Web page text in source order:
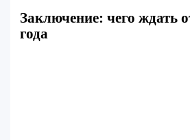
Заключение: чего ждать
года